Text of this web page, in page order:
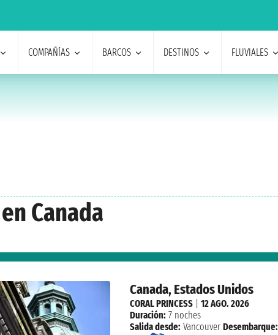
COMPAÑÍAS BARCOS DESTINOS FLUVIALES
Canada
Canada, Estados Unidos
CORAL PRINCESS| 12 AGO. 2026
Duración: 7 noches
Salida desde: Vancouver Desembarque: